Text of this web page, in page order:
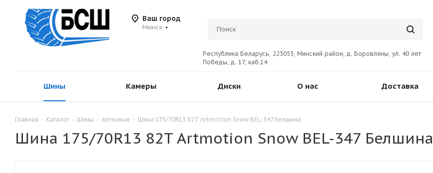
Ваш город
Минск
Республика Беларусь, 223053, Минский район, д. Боровляны, ул. 40 лет
Победы, д. 17, каб.14
Шины Камеры Диски О нас Доставка
Главная - Каталог - Шины - легковые - Шина 175/70R13 82T Artmotion Snow BEL-347 Белшина
Шина 175/70R13 82T Artmotion Snow BEL-347 Белшина